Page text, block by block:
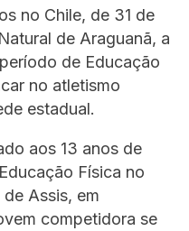
no Chile, de 31 de
de Araguanã, a
de Educação
no atletismo
estadual.
aos 13 anos de
Física no
Assis, em
competidora se